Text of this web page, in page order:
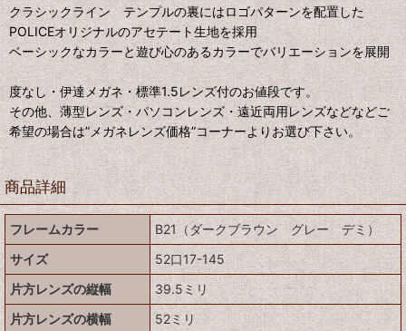
クラシックライン テンプルの裏にはロゴパターンを配置した
POLICEオリジナルのアセテート生地を採用
ベーシックなカラーと遊び心のあるカラーでバリエーションを展開
度なし・伊達メガネ・標準1.5レンズ付のお値段です。
その他、薄型レンズ・パソコンレンズ・遠近両用レンズなどなどご
希望の場合は”メガネレンズ価格”コーナーよりお選び下さい。
商品詳細
フレームカラー
B21（ダークブラウン グレー デミ）
サイズ
52口17-145
片方レンズの縦幅
39.5ミリ
片方レンズの横幅
52ミリ